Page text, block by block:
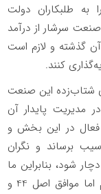
به طلبکاران دولت
سرشار از درآمد
گذشته و لازم است
کنند.
شتاب‌زده این صنعت
پایدار آن
خانواده فعال در این بخش و
آسیب برساند و نگران
شود، بنابراین ما
با واگذاری شتابزده این صنعت مخالف هستیم اما موافق اصل 44 و